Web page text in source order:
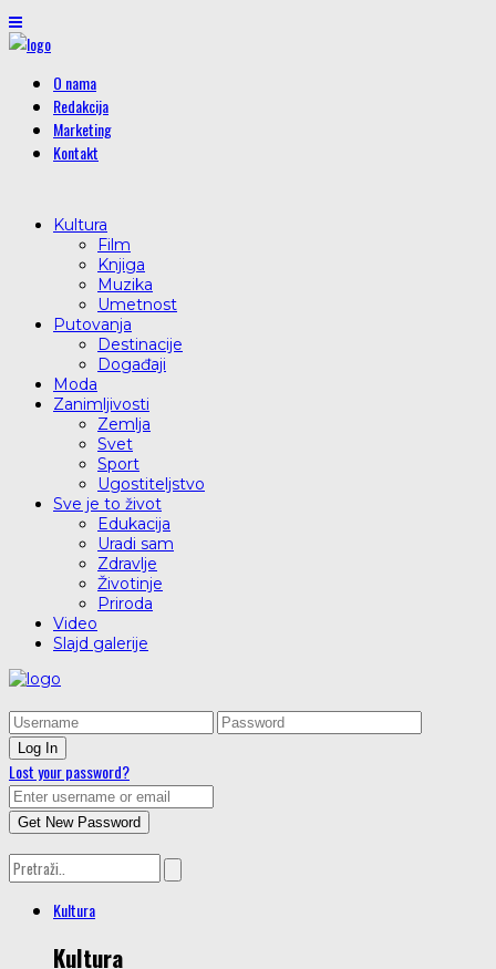
O nama
Redakcija
Marketing
Kontakt
Kultura
Film
Knjiga
Muzika
Umetnost
Putovanja
Destinacije
Događaji
Moda
Zanimljivosti
Zemlja
Svet
Sport
Ugostiteljstvo
Sve je to život
Edukacija
Uradi sam
Zdravlje
Životinje
Priroda
Video
Slajd galerije
Lost your password?
Kultura
Kultura